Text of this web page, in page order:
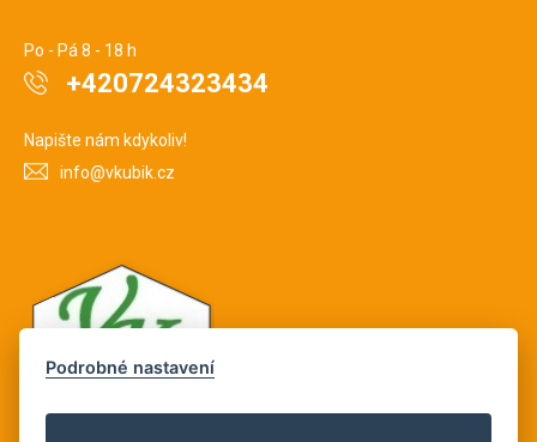
Po - Pá 8 - 18 h
+420724323434
Napište nám kdykoliv!
info@vkubik.cz
Podrobné nastavení